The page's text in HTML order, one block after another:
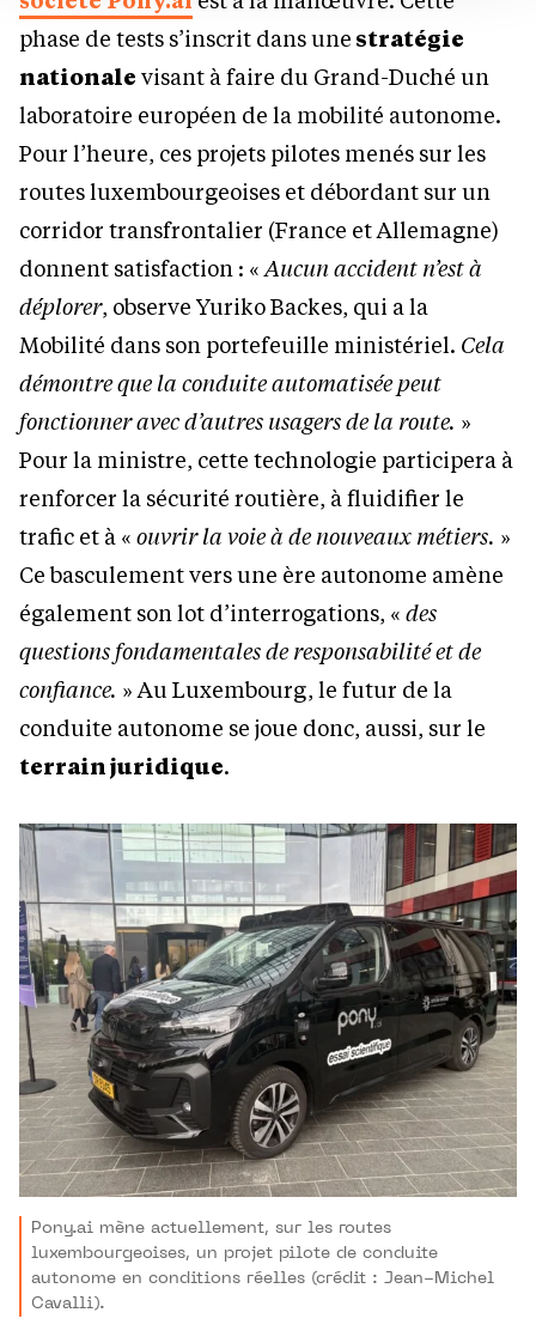
phase de tests s’inscrit dans une stratégie
nationale visant à faire du Grand-Duché un
laboratoire européen de la mobilité autonome.
Pour l’heure, ces projets pilotes menés sur les
routes luxembourgeoises et débordant sur un
corridor transfrontalier (France et Allemagne)
donnent satisfaction : «Aucun accident n’est à
déplorer, observe Yuriko Backes, qui a la
Mobilité dans son portefeuille ministériel. Cela
démontre que la conduite automatisée peut
fonctionner avec d’autres usagers de la route. »
Pour la ministre, cette technologie participera à
renforcer la sécurité routière, à fluidifier le
trafic et à « ouvrir la voie à de nouveaux métiers. »
Ce basculement vers une ère autonome amène
également son lot d’interrogations, « des
questions fondamentales de responsabilité et de
confiance. » Au Luxembourg, le futur de la
conduite autonome se joue donc, aussi, sur le
terrain juridique.
Pony.ai mène actuellement, sur les routes
luxembourgeoises, un projet pilote de conduite
autonome en conditions réelles (crédit : Jean-Michel
Cavalli).